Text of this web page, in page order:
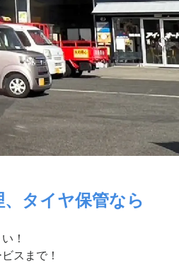
タイヤ保管なら
！
スまで！